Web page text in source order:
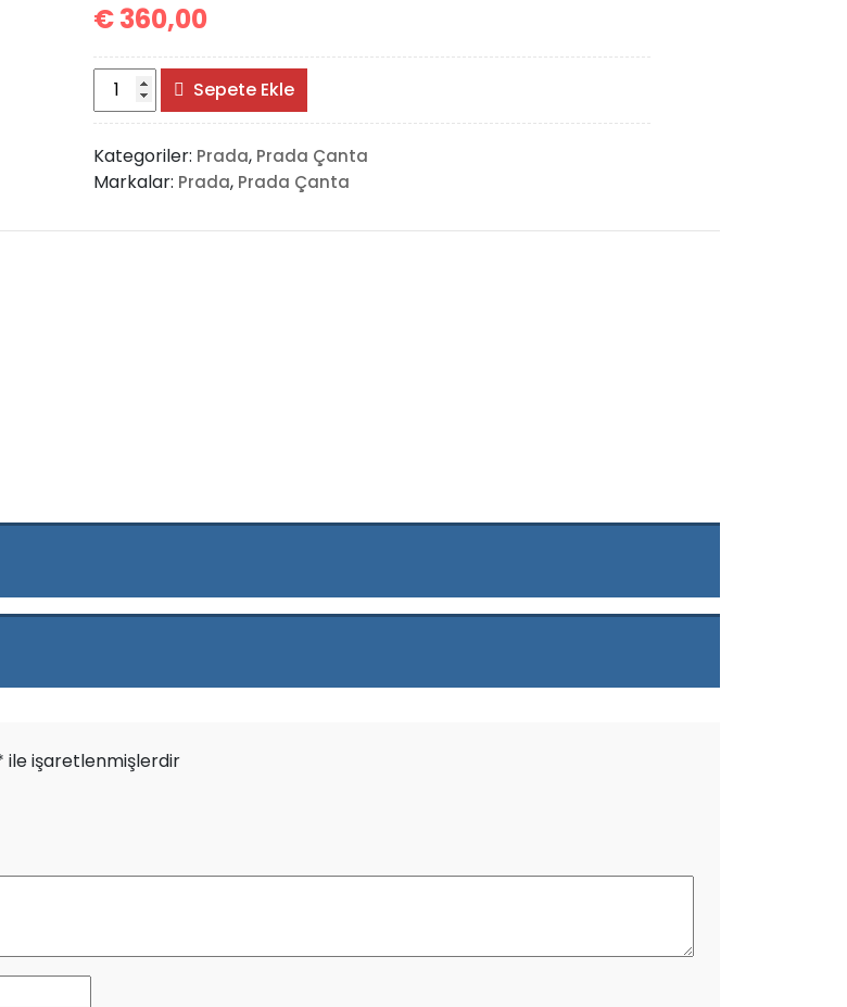
€360,00
Prada
Shoulder
Tote
Bag
adet
Sepete Ekle
Kategoriler: Prada, Prada Çanta
Markalar: Prada, Prada Çanta
ile işaretlenmişlerdir